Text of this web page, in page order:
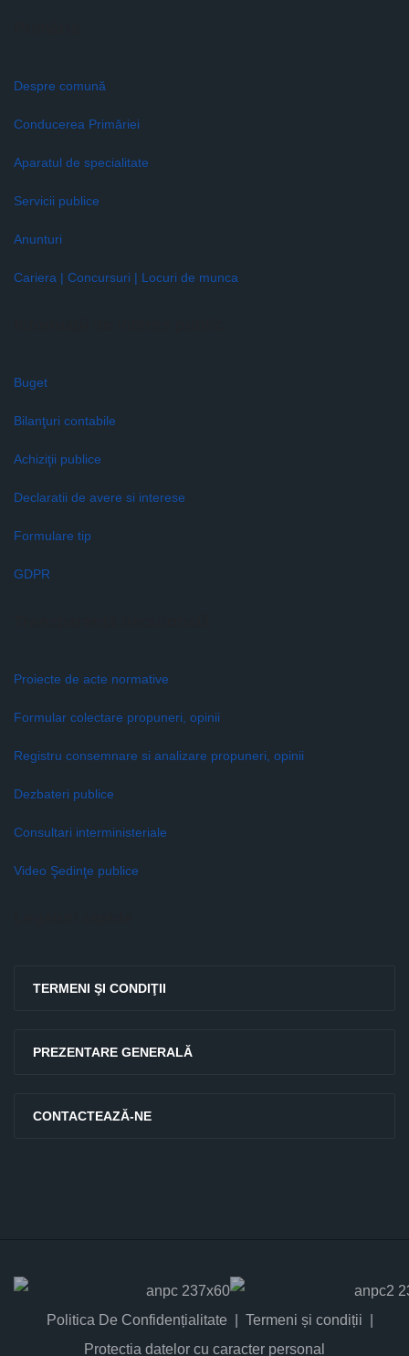
Despre comună
Conducerea Primăriei
Aparatul de specialitate
Servicii publice
Anunturi
Cariera | Concursuri | Locuri de munca
Buget
Bilanţuri contabile
Achiziţii publice
Declaratii de avere si interese
Formulare tip
GDPR
Proiecte de acte normative
Formular colectare propuneri, opinii
Registru consemnare si analizare propuneri, opinii
Dezbateri publice
Consultari interministeriale
Video Şedinţe publice
TERMENI ŞI CONDIŢII
PREZENTARE GENERALĂ
CONTACTEAZĂ-NE
Politica De Confidențialitate
Termeni și condiții
Protectia datelor cu caracter personal